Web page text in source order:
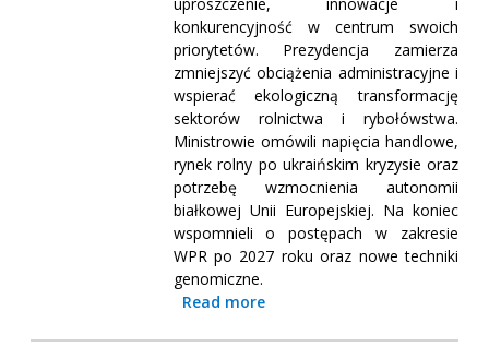
konkurencyjność w centrum swoich
priorytetów. Prezydencja zamierza
zmniejszyć obciążenia administracyjne i
wspierać ekologiczną transformację
sektorów rolnictwa i rybołówstwa.
Ministrowie omówili napięcia handlowe,
rynek rolny po ukraińskim kryzysie oraz
potrzebę wzmocnienia autonomii
białkowej Unii Europejskiej. Na koniec
wspomnieli o postępach w zakresie
WPR po 2027 roku oraz nowe techniki
genomiczne.
Read more